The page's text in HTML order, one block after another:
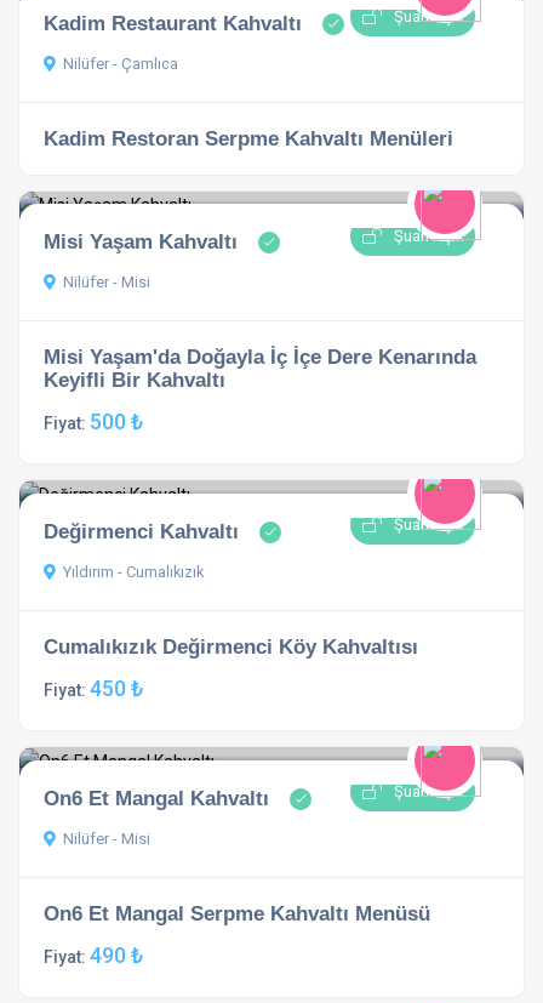
Şuan Açık
Kadim Restaurant Kahvaltı
Nilüfer - Çamlıca
Kadim Restoran Serpme Kahvaltı Menüleri
Şuan Açık
Misi Yaşam Kahvaltı
Nilüfer - Misi
Misi Yaşam'da Doğayla İç İçe Dere Kenarında
Keyifli Bir Kahvaltı
Fiyat: 500 ₺
Şuan Açık
Değirmenci Kahvaltı
Yıldırım - Cumalıkızık
Cumalıkızık Değirmenci Köy Kahvaltısı
Fiyat: 450 ₺
Şuan Açık
On6 Et Mangal Kahvaltı
Nilüfer - Misi
On6 Et Mangal Serpme Kahvaltı Menüsü
Fiyat: 490 ₺